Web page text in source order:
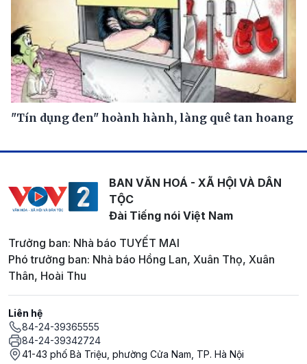
"Tín dụng đen" hoành hành, làng quê tan hoang
BAN VĂN HOÁ - XÃ HỘI VÀ DÂN
TỘC
Đài Tiếng nói Việt Nam
Trưởng ban: Nhà báo TUYẾT MAI
Phó trưởng ban: Nhà báo Hồng Lan, Xuân Thọ, Xuân
Thân, Hoài Thu
Liên hệ
84-24-39365555
84-24-39342724
41-43 phố Bà Triệu, phường Cửa Nam, TP. Hà Nội